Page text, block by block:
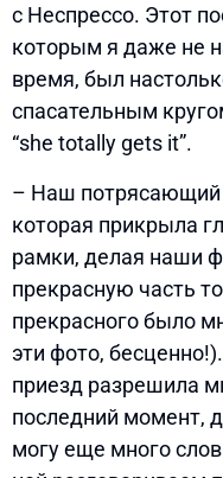
с Неспрессо. Этот
которым я даже не
время, был
спасательным
“she totally gets it”.
– Наш потрясающий
которая прикрыла
рамки, делая наши
прекрасную часть
прекрасного было
эти фото,
приезд разрешила
последний момент,
могу еще много